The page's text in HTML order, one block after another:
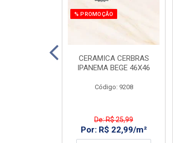
% PROMOÇÃO
CERAMICA CERBRAS
IPANEMA BEGE 46X46
Código: 9208
De: R$ 25,99
Por: R$ 22,99/m²